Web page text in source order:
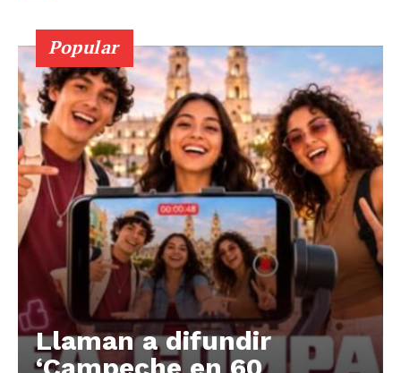
Popular
Llaman a difundir